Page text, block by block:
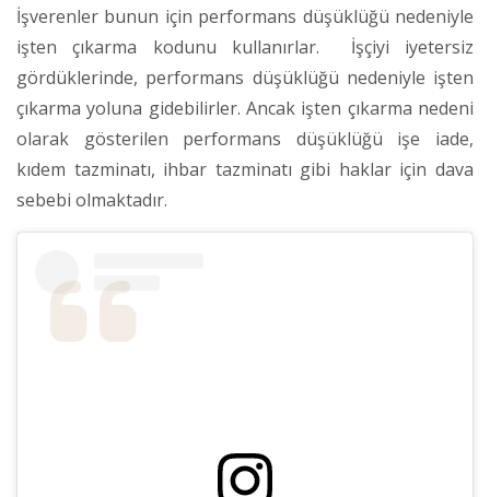
İşverenler bunun için performans düşüklüğü nedeniyle
işten çıkarma kodunu kullanırlar. İşçiyi iyetersiz
gördüklerinde, performans düşüklüğü nedeniyle işten
çıkarma yoluna gidebilirler. Ancak işten çıkarma nedeni
olarak gösterilen performans düşüklüğü işe iade,
kıdem tazminatı, ihbar tazminatı gibi haklar için dava
sebebi olmaktadır.